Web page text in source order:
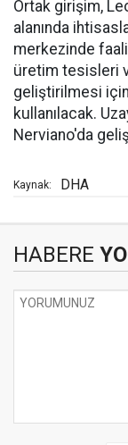
Ortak girişim,
alanında
merkezinde
üretim tesisleri
geliştirilmesi
kullanılacak.
Nerviano'da
Kaynak: DHA
HABERE